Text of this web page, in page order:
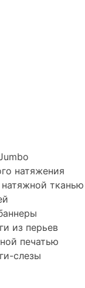
натяжения
тканью
из перьев
печатью
слезы